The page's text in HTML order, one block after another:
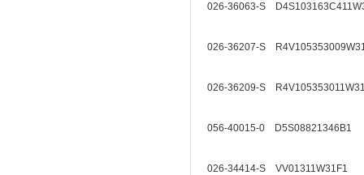
026-36063-S
026-36207-S
026-36209-S
056-40015-0 D5S08821346B1
026-34414-S VV01311W31F1